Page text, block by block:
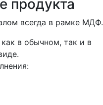
продукта
всегда в рамке МДФ.
в обычном, так и в